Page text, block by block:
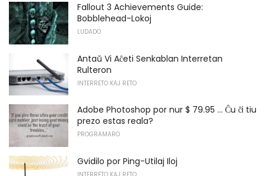
Fallout 3 Achievements Guide:
Bobblehead-Lokoj
LUDADO
Antaŭ Vi Aĉeti Senkablan Interretan
Rulteron
INTERRETO KAJ RETO
Adobe Photoshop por nur $ 79.95 ... Ĉu ĉi tiu
prezo estas reala?
PROGRAMARO
Gvidilo por Ping-Utilaj Iloj